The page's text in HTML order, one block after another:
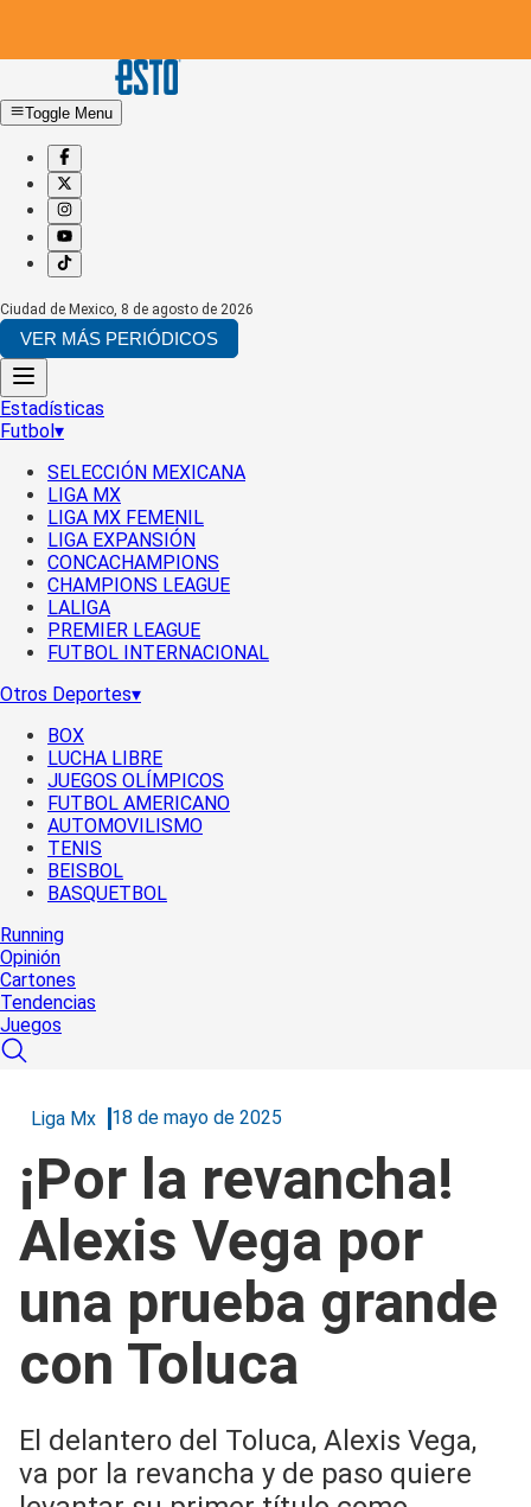
Toggle Menu
Ciudad de Mexico, 8 de agosto de 2026
VER MÁS PERIÓDICOS
Estadísticas
Futbol▾
SELECCIÓN MEXICANA
LIGA MX
LIGA MX FEMENIL
LIGA EXPANSIÓN
CONCACHAMPIONS
CHAMPIONS LEAGUE
LALIGA
PREMIER LEAGUE
FUTBOL INTERNACIONAL
Otros Deportes▾
BOX
LUCHA LIBRE
JUEGOS OLÍMPICOS
FUTBOL AMERICANO
AUTOMOVILISMO
TENIS
BEISBOL
BASQUETBOL
Running
Opinión
Cartones
Tendencias
Juegos
Liga Mx 18 de mayo de 2025
¡Por la revancha!
Alexis Vega por
una prueba grande
con Toluca
El delantero del Toluca, Alexis Vega,
va por la revancha y de paso quiere